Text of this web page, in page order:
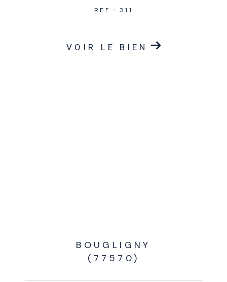
REF : 311
VOIR LE BIEN
BOUGLIGNY
(77570)